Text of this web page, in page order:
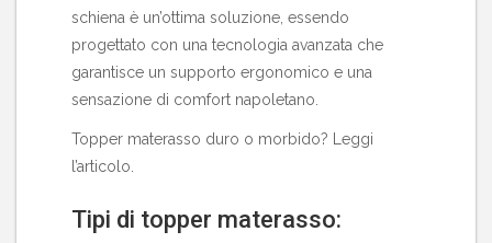
schiena è un’ottima soluzione, essendo
progettato con una tecnologia avanzata che
garantisce un supporto ergonomico e una
sensazione di comfort napoletano.
Topper materasso duro o morbido? Leggi
l’articolo
Tipi di topper materasso: